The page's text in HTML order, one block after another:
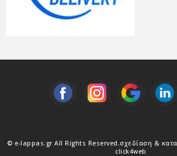
© e-lappas.gr All Rights Reserved.σχεδίαση &
click4web